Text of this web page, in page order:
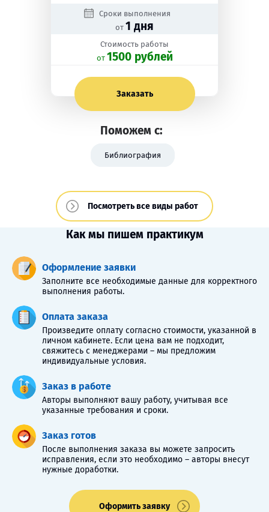
Сроки выполнения
от 1 дня
Стоимость работы
oт 1500 рублей
Заказать
Поможем с:
Библиография
Посмотреть все виды работ
Как мы пишем практикум
Оформление заявки
Заполните все необходимые данные для корректного
выполнения работы.
Оплата заказа
Произведите оплату согласно стоимости, указанной в
личном кабинете. Если цена вам не подходит,
свяжитесь с менеджерами – мы предложим
индивидуальные условия.
Заказ в работе
Авторы выполняют вашу работу, учитывая все
указанные требования и сроки.
Заказ готов
После выполнения заказа вы можете запросить
исправления, если это необходимо – авторы внесут
нужные доработки.
Оформить заявку